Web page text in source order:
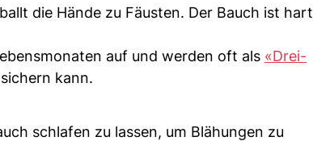
die Hände zu Fäusten. Der Bauch ist hart
auf und werden oft als «Drei-
kann.
schlafen zu lassen, um Blähungen zu